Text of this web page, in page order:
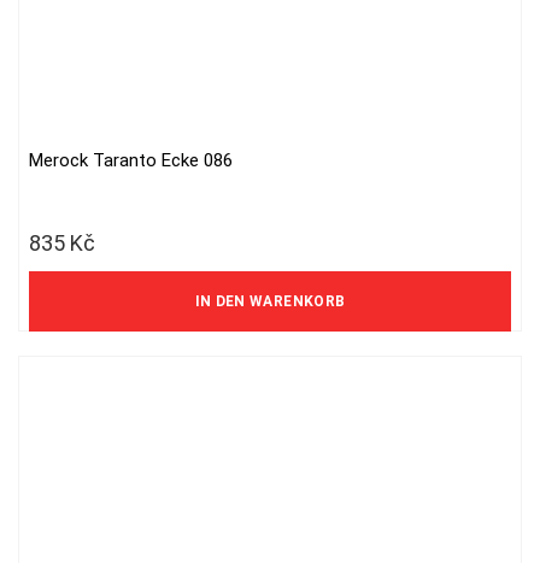
Merock Taranto Ecke 086
835 Kč
690 Kč ohne MwSt.
IN DEN WARENKORB